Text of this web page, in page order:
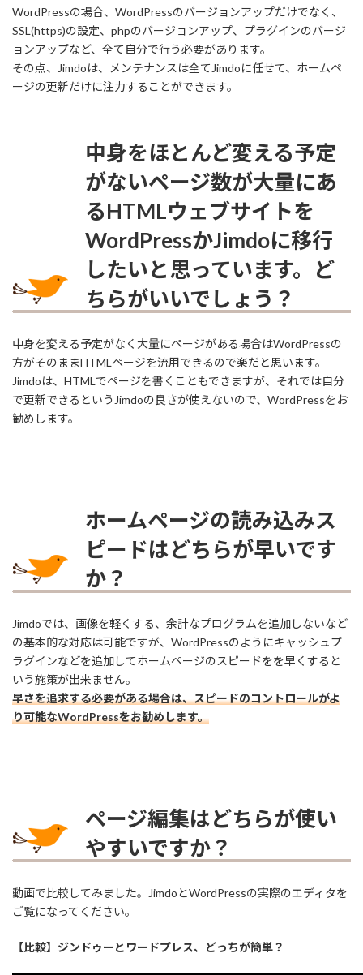
WordPressの場合、WordPressのバージョンアップだけでなく、
SSL(https)の設定、phpのバージョンアップ、プラグインのバージ
ョンアップなど、全て自分で行う必要があります。
その点、Jimdoは、メンテナンスは全てJimdoに任せて、ホームペ
ージの更新だけに注力することができます。
中身をほとんど変える予定
がないページ数が大量にあ
るHTMLウェブサイトを
WordPressかJimdoに移行
したいと思っています。ど
ちらがいいでしょう？
中身を変える予定がなく大量にページがある場合はWordPressの
方がそのままHTMLページを流用できるので楽だと思います。
Jimdoは、HTMLでページを書くこともできますが、それでは自分
で更新できるというJimdoの良さが使えないので、WordPressをお
勧めします。
ホームページの読み込みス
ピードはどちらが早いです
か？
Jimdoでは、画像を軽くする、余計なプログラムを追加しないなど
の基本的な対応は可能ですが、WordPressのようにキャッシュプ
ラグインなどを追加してホームページのスピードをを早くすると
いう施策が出来ません。
早さを追求する必要がある場合は、スピードのコントロールがよ
り可能なWordPressをお勧めします。
ページ編集はどちらが使い
やすいですか？
動画で比較してみました。JimdoとWordPressの実際のエディタを
ご覧になってください。
【比較】ジンドゥーとワードプレス、どっちが簡単？